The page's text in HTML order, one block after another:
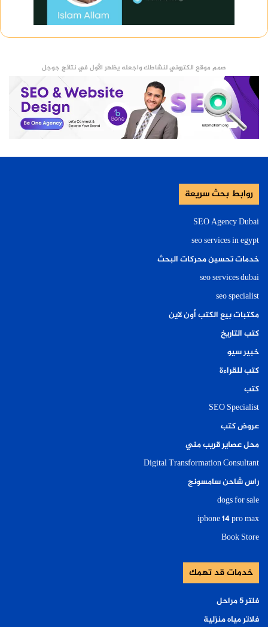
صمم موقع الكتروني لنشاطك واجعله يظهر الأول في نتائج جوجل
روابط بحث سريعة
SEO Agency Dubai
seo services in egypt
خدمات تحسين محركات البحث
seo services dubai
seo specialist
مكتبات بيع الكتب أون لاين
كتب التاريخ
خبير سيو
كتب للقراءة
كتب
SEO Specialist
عروض كتب
محل عصاير قريب مني
Digital Transformation Consultant
راس شاحن سامسونج
dogs for sale
iphone 14 pro max
Book Store
خدمات قد تهمك
فلتر ٥ مراحل
فلاتر مياه منزلية